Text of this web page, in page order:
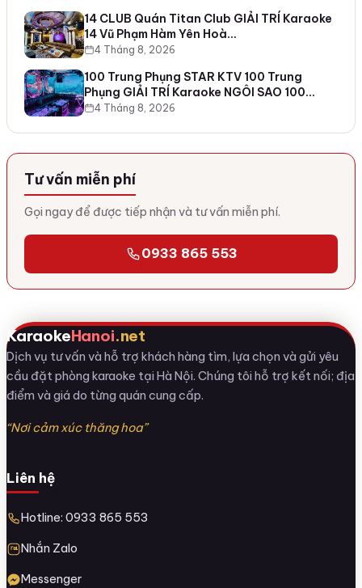
14 CLUB Quán Titan Club GIẢI TRÍ Karaoke
14 Vũ Phạm Hàm Yên Hoà…
4 Tháng 8, 2026
100 Trung Phụng STAR KTV 100 Trung
Phụng GIẢI TRÍ Karaoke NGÔI SAO 100…
4 Tháng 8, 2026
Tư vấn miễn phí
Gọi ngay để được tiếp nhận và tư vấn miễn phí.
0933 865 553
KaraokeHanoi.net
Dịch vụ tư vấn và hỗ trợ khách hàng tìm, lựa chọn và gửi yêu
cầu đặt phòng karaoke tại Hà Nội. Chúng tôi hỗ trợ kết nối; địa
điểm và giá do từng quán cung cấp.
“Nơi cảm xúc thăng hoa”
Liên hệ
Hotline: 0933 865 553
Nhắn Zalo
Messenger